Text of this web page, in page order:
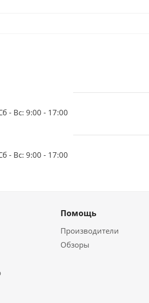
- Вс: 9:00 - 17:00
- Вс: 9:00 - 17:00
Помощь
Производители
Обзоры